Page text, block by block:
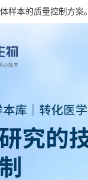
样本的质量控制方案。